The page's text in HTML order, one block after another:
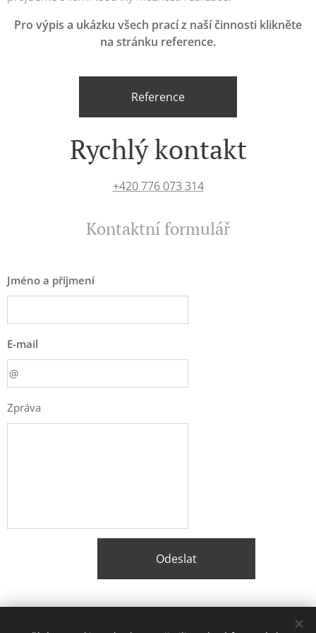
Pro výpis a ukázku všech prací z naší činnosti klikněte
na stránku reference.
Reference
Rychlý kontakt
+420 776 073 314
Kontaktní formulář
Jméno a příjmení
E-mail
Zpráva
Odeslat